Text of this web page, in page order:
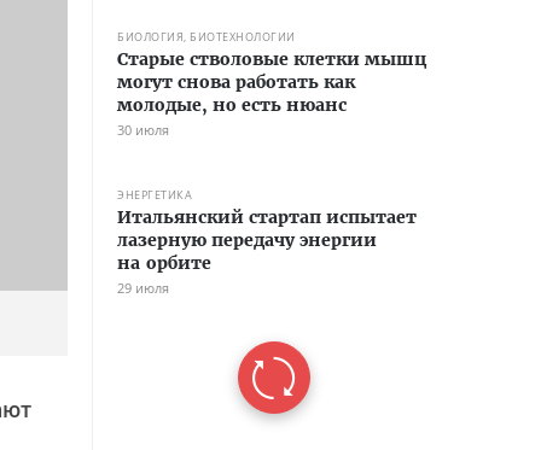
БИОЛОГИЯ, БИОТЕХНОЛОГИИ
Старые стволовые клетки мышц
могут снова работать как
молодые, но есть нюанс
30 июля
ЭНЕРГЕТИКА
Итальянский стартап испытает
лазерную передачу энергии
на орбите
29 июля